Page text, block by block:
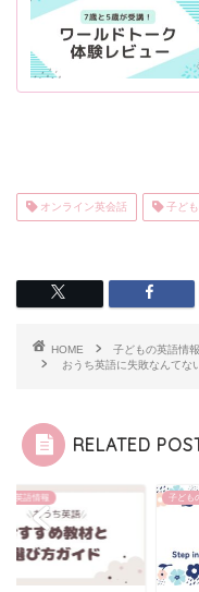
オンライン英会話 子ども
HOME
子どもの英語情報
おうち英語に失敗なんてな
RELATED
の英語情報 子ども